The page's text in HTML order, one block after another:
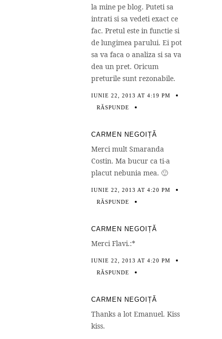
la mine pe blog. Puteti sa
intrati si sa vedeti exact ce
fac. Pretul este in functie si
de lungimea parului. Ei pot
sa va faca o analiza si sa va
dea un pret. Oricum
preturile sunt rezonabile.
IUNIE 22, 2013 AT 4:19 PM
RĂSPUNDE
CARMEN NEGOIȚĂ
Merci mult Smaranda
Costin. Ma bucur ca ti-a
placut nebunia mea. 🙂
IUNIE 22, 2013 AT 4:20 PM
RĂSPUNDE
CARMEN NEGOIȚĂ
Merci Flavi.:*
IUNIE 22, 2013 AT 4:20 PM
RĂSPUNDE
CARMEN NEGOIȚĂ
Thanks a lot Emanuel. Kiss
kiss.